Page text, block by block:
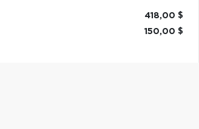
418,00 $
150,00 $